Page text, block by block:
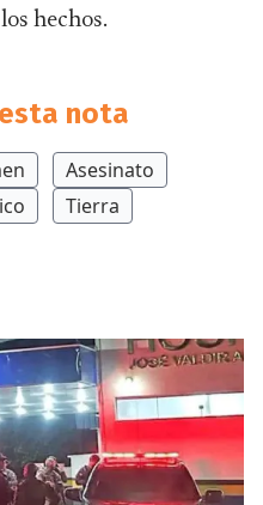
hechos.
nota
Asesinato
Tierra